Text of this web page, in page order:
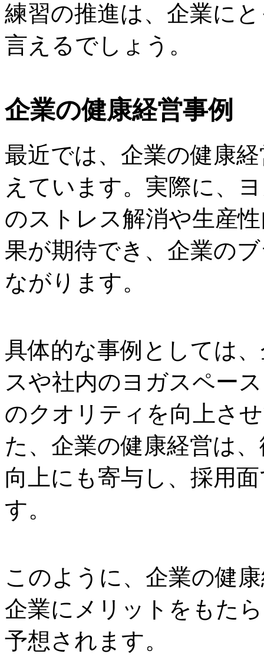
練習の推進は、企業に
言えるでしょう。
企業の健康経営事例
最近では、企業の健康
えています。実際に、
のストレス解消や生産
果が期待でき、企業の
ながります。
具体的な事例としては
スや社内のヨガスペー
のクオリティを向上さ
た、企業の健康経営は
向上にも寄与し、採用
す。
このように、企業の健
企業にメリットをもた
予想されます。